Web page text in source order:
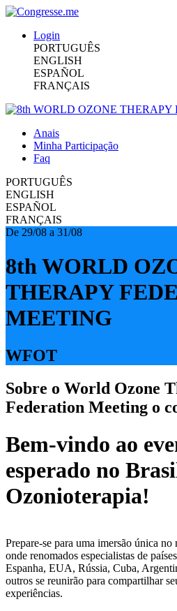
Login
PORTUGUÊS
ENGLISH
ESPAÑOL
FRANÇAIS
Anais
Minha Participação
Faq
PORTUGUÊS
ENGLISH
ESPAÑOL
FRANÇAIS
De 29/08 a 31/08
8th WORLD
THERAPY
MEETING
WFOT
Sobre o World Ozone
Federation Meeting o
Bem-vindo ao
esperado no
Ozonioterapia!
Prepare-se para uma imersão única
onde renomados especialistas de
Espanha, EUA, Rússia, Cuba,
outros se reunirão para compartilhar
experiências.